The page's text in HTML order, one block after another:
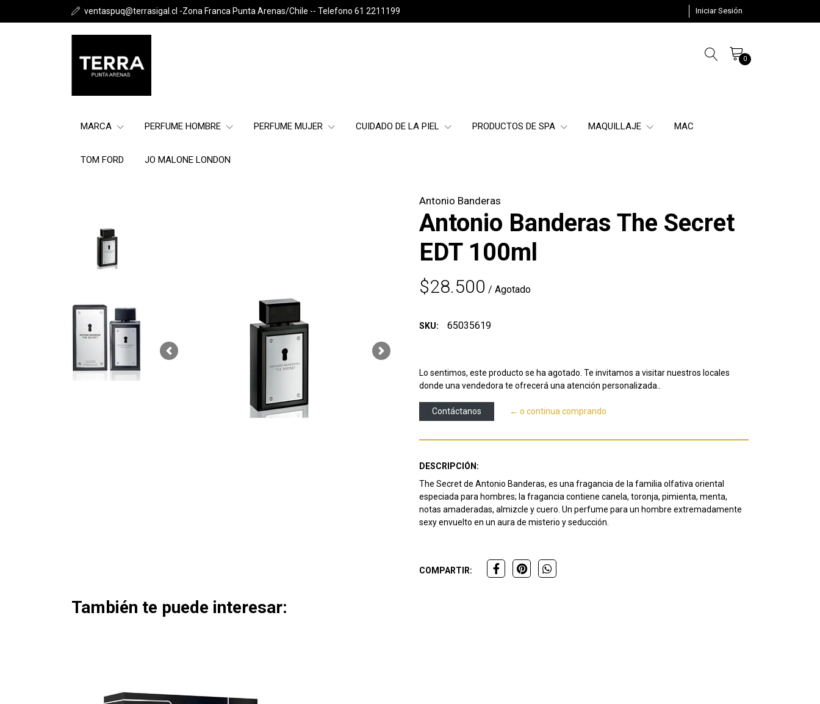
ventaspuq@terrasigal.cl -Zona Franca Punta Arenas/Chile -- Telefono 61 2211199 Iniciar Sesión
0
MARCA PERFUME HOMBRE PERFUME MUJER CUIDADO DE LA PIEL PRODUCTOS DE SPA MAQUILLAJE MAC
TOM FORD JO MALONE LONDON
Previous Next
Antonio Banderas
Antonio Banderas The Secret
EDT 100ml
$28.500 / Agotado
SKU: 65035619
Lo sentimos, este producto se ha agotado. Te invitamos a visitar nuestros locales
donde una vendedora te ofrecerá una atención personalizada..
Contáctanos ← o continua comprando
DESCRIPCIÓN:
The Secret de Antonio Banderas, es una fragancia de la familia olfativa oriental
especiada para hombres; la fragancia contiene canela, toronja, pimienta, menta,
notas amaderadas, almizcle y cuero. Un perfume para un hombre extremadamente
sexy envuelto en un aura de misterio y seducción.
COMPARTIR:
También te puede interesar: